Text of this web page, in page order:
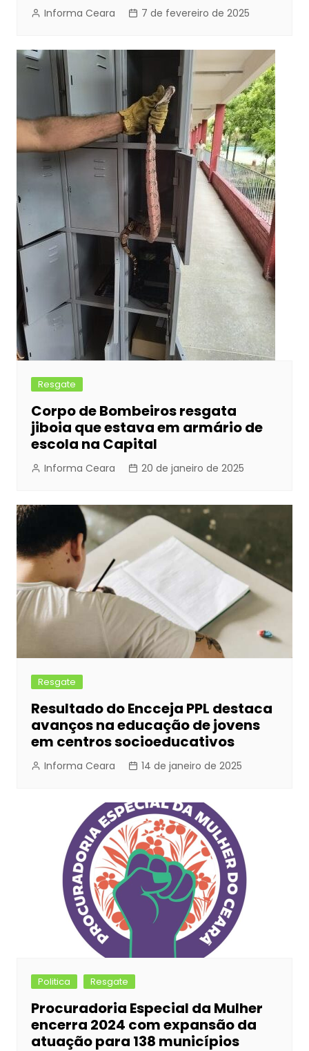
Informa Ceara 7 de fevereiro de 2025
Resgate
Corpo de Bombeiros resgata
jiboia que estava em armário de
escola na Capital
Informa Ceara 20 de janeiro de 2025
Resgate
Resultado do Encceja PPL destaca
avanços na educação de jovens
em centros socioeducativos
Informa Ceara 14 de janeiro de 2025
Politica Resgate
Procuradoria Especial da Mulher
encerra 2024 com expansão da
atuação para 138 municípios